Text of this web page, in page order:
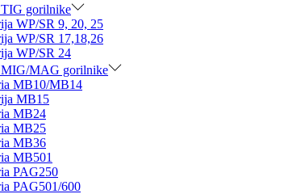
gorilnike
WP/SR 9, 20, 25
WP/SR 17,18,26
WP/SR 24
MIG/MAG gorilnike
MB10/MB14
MB15
MB24
MB25
MB36
MB501
PAG250
PAG501/600